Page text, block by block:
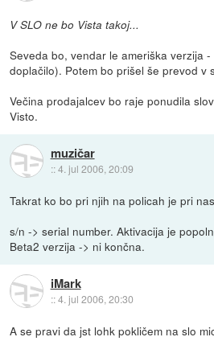
V SLO ne bo Vista takoj...
Seveda bo, vendar le ameriška verzija
doplačilo). Potem bo prišel še prevod v
Večina prodajalcev bo raje ponudila
Visto.
muzičar
::4. jul 2006, 20:09
Takrat ko bo pri njih na policah je pri
s/n -> serial number. Aktivacija je
Beta2 verzija -> ni končna.
iMark
::4. jul 2006, 20:30
A se pravi da jst lohk pokličem na slo